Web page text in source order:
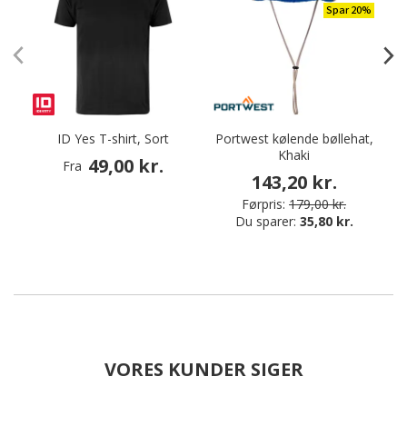
ID Yes T-shirt, Sort
Fra 49,00 kr.
Spar 20%
Portwest kølende bøllehat,
Khaki
143,20 kr.
Førpris: 179,00 kr.
Du sparer: 35,80 kr.
VORES KUNDER SIGER